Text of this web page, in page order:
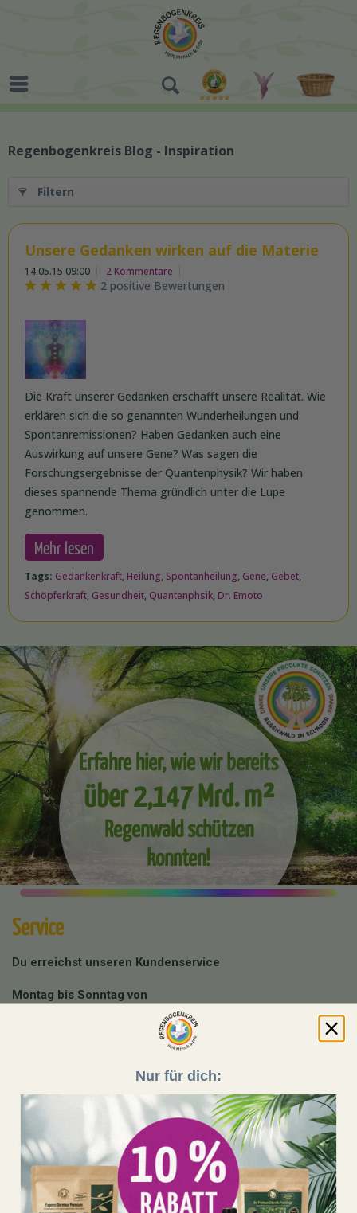
Regenbogenkreis Blog - Inspiration
Filtern
Unsere Gedanken wirken auf die Materie
14.05.15 09:00 2 Kommentare
2 positive Bewertungen
Die Kraft unserer Gedanken erschafft unsere Realität. Wie
erklären sich die so genannten Wunderheilungen und
Spontanremissionen? Haben Gedanken auch eine
Auswirkung auf unsere Gene? Was sagen die
Forschungsergebnisse der Quantenphysik? Wir haben
dieses spannende Thema gründlich unter die Lupe
genommen.
Mehr lesen
Tags: Gedankenkraft, Heilung, Spontanheilung, Gene, Gebet,
Schöpferkraft, Gesundheit, Quantenphsik, Dr. Emoto
Erfahre hier, wie wir bereits
über 2,147 Mrd. m²
Regenwald schützen
konnten!
Service
Du erreichst unseren Kundenservice
Montag bis Sonntag von
Buche hier deine kostenfreie Produktberatung mit
unserem Team:
Beratungstermin buchen
Unser Shop läuft auf 100 % Ökostrom aus erneuerbaren
Energien!
Nur für dich: